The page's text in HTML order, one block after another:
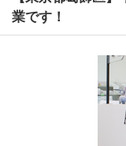
業です！